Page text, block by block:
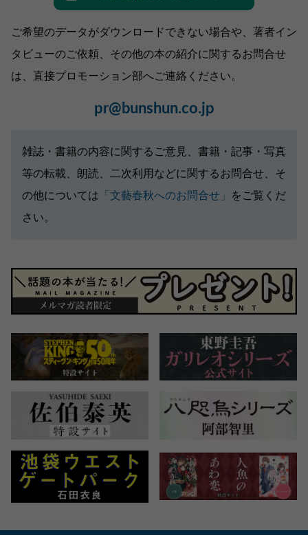
ご希望のデータがダウンロードできない場合や、著者イン
タビューのご依頼、その他の本の紹介に関するお問合せ
は、直接プロモーション部へご連絡ください。
pr@bunshun.co.jp
雑誌・書籍の内容に関するご意見、書籍・記事・写真
等の転載、朗読、二次利用などに関するお問合せ、そ
の他については 「文藝春秋へのお問合せ」
をご覧くだ
さい。